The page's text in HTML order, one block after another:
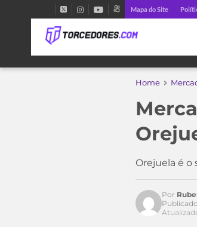
Mapa do Site
Home
Orejuela é o
Por